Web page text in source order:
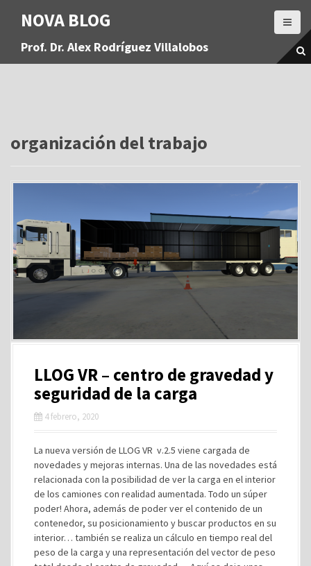
a
NOVA BLOG
Prof. Dr. Alex Rodríguez Villalobos
organización del trabajo
LLOG VR – centro de gravedad y
seguridad de la carga
4 febrero, 2020
La nueva versión de LLOG VR v.2.5 viene cargada de
novedades y mejoras internas. Una de las novedades está
relacionada con la posibilidad de ver la carga en el interior
de los camiones con realidad aumentada. Todo un súper
poder! Ahora, además de poder ver el contenido de un
contenedor, su posicionamiento y buscar productos en su
interior… también se realiza un cálculo en tiempo real del
peso de la carga y una representación del vector de peso